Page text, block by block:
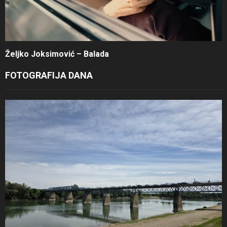
Željko Joksimović – Balada
FOTOGRAFIJA DANA